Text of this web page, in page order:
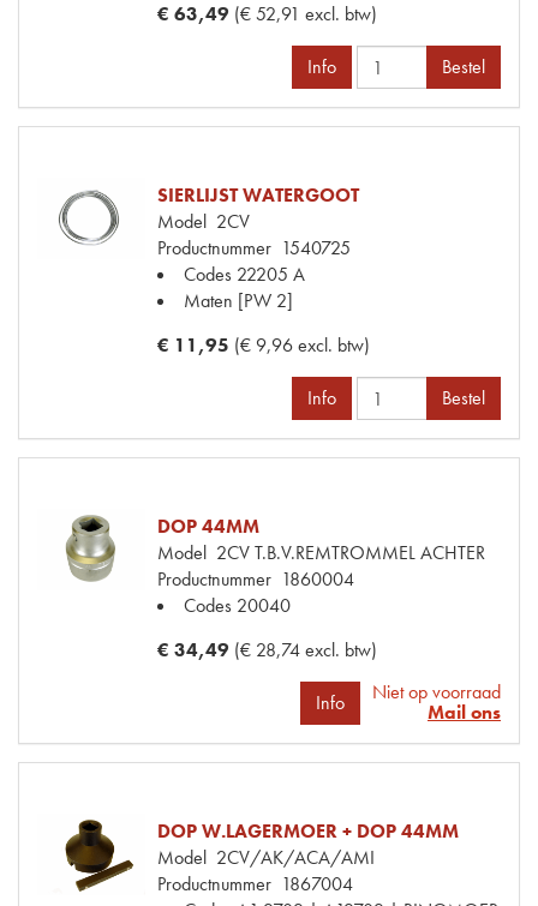
€ 63,49 (€ 52,91 excl. btw)
Info Bestel
SIERLIJST WATERGOOT
Model 2CV
Productnummer 1540725
Codes 22205 A
Maten [PW 2]
€ 11,95 (€ 9,96 excl. btw)
Info Bestel
DOP 44MM
Model 2CV T.B.V.REMTROMMEL ACHTER
Productnummer 1860004
Codes 20040
€ 34,49 (€ 28,74 excl. btw)
Info
Niet op voorraad
Mail ons
DOP W.LAGERMOER + DOP 44MM
Model 2CV/AK/ACA/AMI
Productnummer 1867004